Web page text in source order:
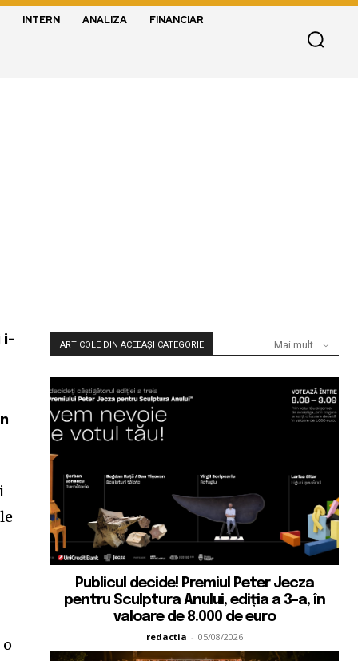
INTERN ANALIZA FINANCIAR
i- ARTICOLE DIN ACEEAȘI CATEGORIE Mai mult
Publicul decide! Premiul Peter Jecza
pentru Sculptura Anului, ediția a 3-a, în
valoare de 8.000 de euro
redactia - 05/08/2026